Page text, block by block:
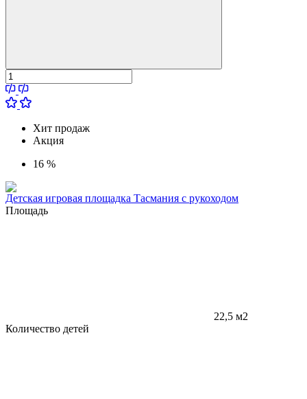
Хит продаж
Акция
16 %
Детская игровая площадка Тасмания с рукоходом
Площадь
22,5 м2
Количество детей